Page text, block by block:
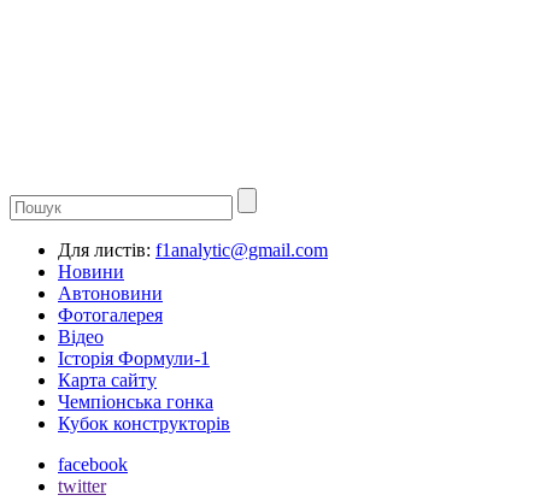
Для листів: f1analytic@gmail.com
Новини
Автоновини
Фотогалерея
Відео
Історія Формули-1
Карта сайту
Чемпіонська гонка
Кубок конструкторів
facebook
twitter